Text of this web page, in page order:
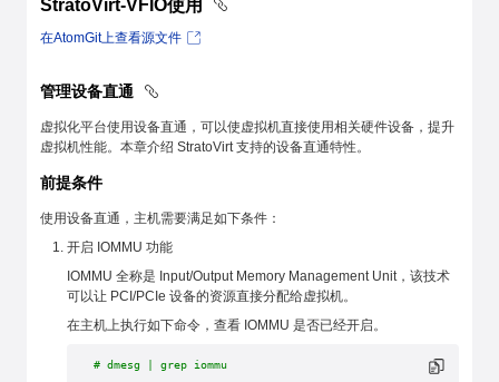
StratoVirt-VFIO使用
在AtomGit上查看源文件
管理设备直通
虚拟化平台使用设备直通，可以使虚拟机直接使用相关硬件设备，提升
虚拟机性能。本章介绍 StratoVirt 支持的设备直通特性。
前提条件
使用设备直通，主机需要满足如下条件：
开启 IOMMU 功能
IOMMU 全称是 Input/Output Memory Management Unit，该技术
可以让 PCI/PCIe 设备的资源直接分配给虚拟机。
在主机上执行如下命令，查看 IOMMU 是否已经开启。
# dmesg | grep iommu